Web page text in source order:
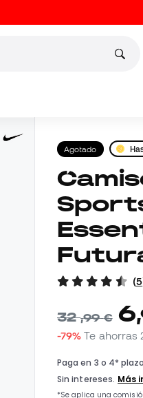
Agotado
Camiseta Nike
(5
32,99 € 6,
-79% Te ahorras